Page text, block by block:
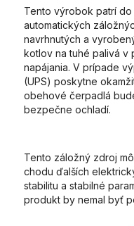
Tento výrobok patrí
automatických
navrhnutých a
kotlov na tuhé palivá v
napájania. V prípade
(UPS) poskytne
obehové čerpadlá
bezpečne ochladí.
Tento záložný zdroj
chodu ďalších
stabilitu a stabilné
produkt by nemal byť